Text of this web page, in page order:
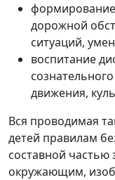
дорожной
ситуаций,
воспитание
движения,
Вся проводимая
детей правилам
составной
окружающим,